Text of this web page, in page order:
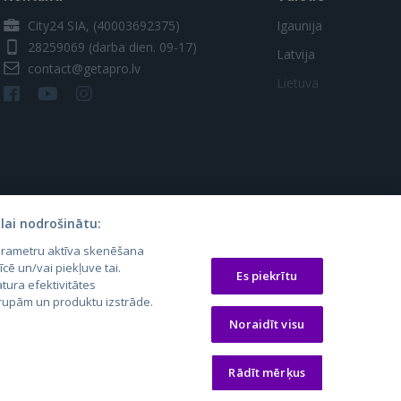
City24 SIA, (40003692375)
28259069 (darba dien. 09-17)
contact@getapro.lv
Igaunija
Latvija
Lietuva
auto24.ee
KV.ee
Osta.ee
KuldneBörs.ee
nodrošinātu:
aktīva skenēšana
un/vai piekļuve tai.
efektivitātes
un produktu izstrāde.
Es piekrītu
Noraidīt visu
Rādīt mērķus